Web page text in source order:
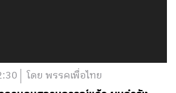
โดย พรรคเพื่อไทย